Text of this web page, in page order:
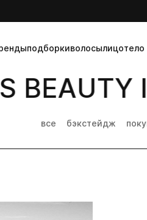
подборкиволосылицотело
все бэкстейдж